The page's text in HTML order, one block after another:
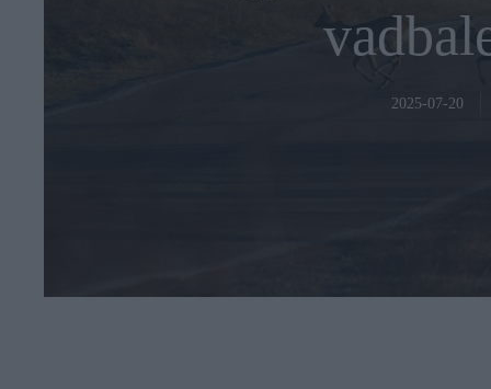
2025-07-20